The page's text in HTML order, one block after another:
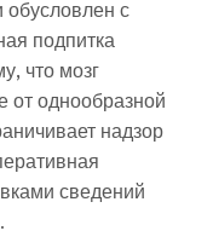
с
подпитка
что мозг
от однообразной
надзор
сведений